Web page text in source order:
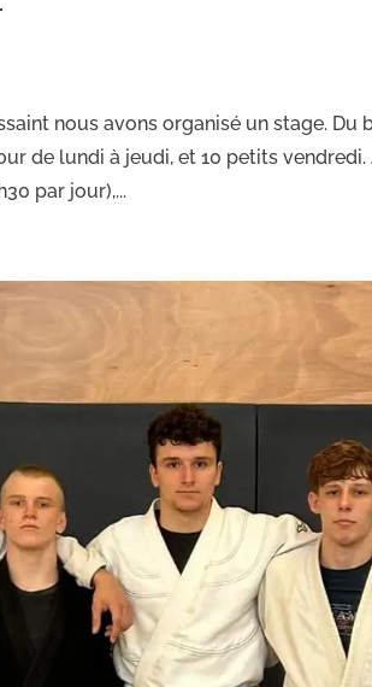
nous avons organisé un stage. Du
de lundi à jeudi, et 10 petits vendredi.
par jour),...